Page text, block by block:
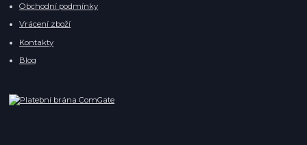
Obchodní podmínky
Vrácení zboží
Kontakty
Blog